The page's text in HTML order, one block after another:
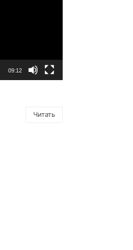
09:12
Читать